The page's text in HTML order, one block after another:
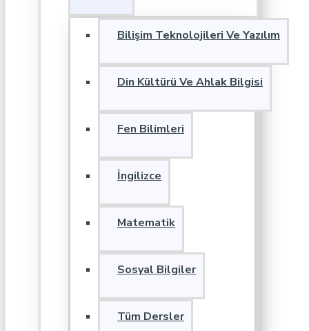
Bilişim Teknolojileri Ve Yazılım
Din Kültürü Ve Ahlak Bilgisi
Fen Bilimleri
İngilizce
Matematik
Sosyal Bilgiler
Tüm Dersler